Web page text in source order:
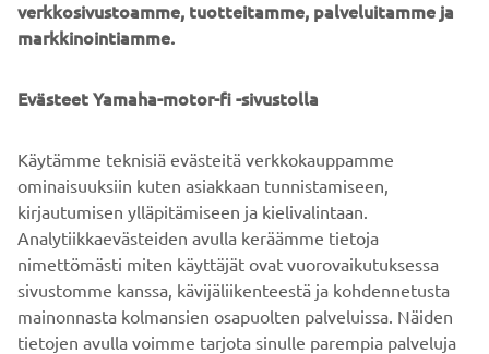
©Yamaha Motor Europe N.V. / Yamaha Motor Co., Ltd.
koskaan käyttää kaupallisiin tai ei-kaupallisiin tarkoituksiin
Co., Ltd:n nimenomaista kirjallista lupaa.
Aja aina turvallisesti ja noudata paikallisia
nopeusrajoituksia ja lakeja.
verkkosivustoamme, tuotteitamme, palveluitamme ja
markkinointiamme.
Evästeet Yamaha-motor-fi -sivustolla
Käytämme teknisiä evästeitä verkkokauppamme
ominaisuuksiin kuten asiakkaan tunnistamiseen,
kirjautumisen ylläpitämiseen ja kielivalintaan.
Analytiikkaevästeiden avulla keräämme tietoja
nimettömästi miten käyttäjät ovat vuorovaikutuksessa
sivustomme kanssa, kävijäliikenteestä ja kohdennetusta
mainonnasta kolmansien osapuolten palveluissa. Näiden
tietojen avulla voimme tarjota sinulle parempia palveluja